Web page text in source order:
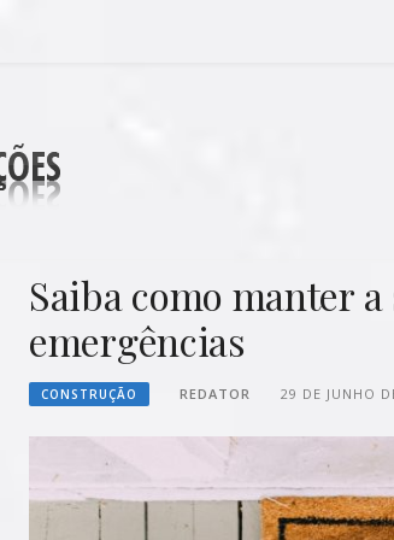
Saiba como manter
emergências
CONSTRUÇÃO REDATOR 29 DE JUNHO